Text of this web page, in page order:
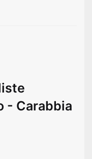
- Carabbia